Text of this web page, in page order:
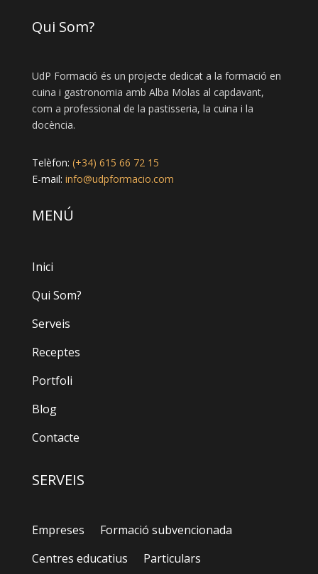
Qui Som?
UdP Formació és un projecte dedicat a la formació en
cuina i gastronomia amb Alba Molas al capdavant,
com a professional de la pastisseria, la cuina i la
docència.
Telèfon: (+34) 615 66 72 15
E-mail: info@udpformacio.com
MENÚ
Inici
Qui Som?
Serveis
Receptes
Portfoli
Blog
Contacte
SERVEIS
Empreses
Formació subvencionada
Centres educatius
Particulars